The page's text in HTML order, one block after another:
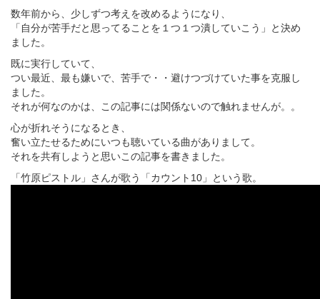
数年前から、少しずつ考えを改めるようになり、
「自分が苦手だと思ってることを１つ１つ潰していこう」と決め
ました。
既に実行していて、
つい最近、最も嫌いで、苦手で・・避けつづけていた事を克服し
ました。
それが何なのかは、この記事には関係ないので触れませんが。。
心が折れそうになるとき、
奮い立たせるためにいつも聴いている曲がありまして。
それを共有しようと思いこの記事を書きました。
「竹原ピストル」さんが歌う「カウント10」という歌。